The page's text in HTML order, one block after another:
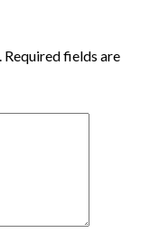
Required fields are